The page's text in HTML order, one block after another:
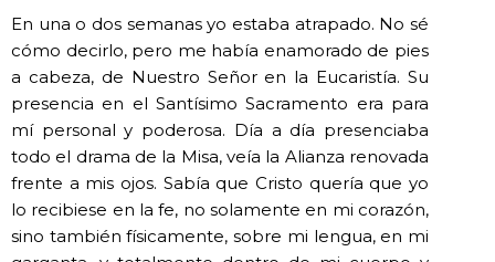
En una o dos semanas yo estaba atrapado. No sé
cómo decirlo, pero me había enamorado de pies
a cabeza, de Nuestro Señor en la Eucaristía. Su
presencia en el Santísimo Sacramento era para
mí personal y poderosa. Día a día presenciaba
todo el drama de la Misa, veía la Alianza renovada
frente a mis ojos. Sabía que Cristo quería que yo
lo recibiese en la fe, no solamente en mi corazón,
sino también físicamente, sobre mi lengua, en mi